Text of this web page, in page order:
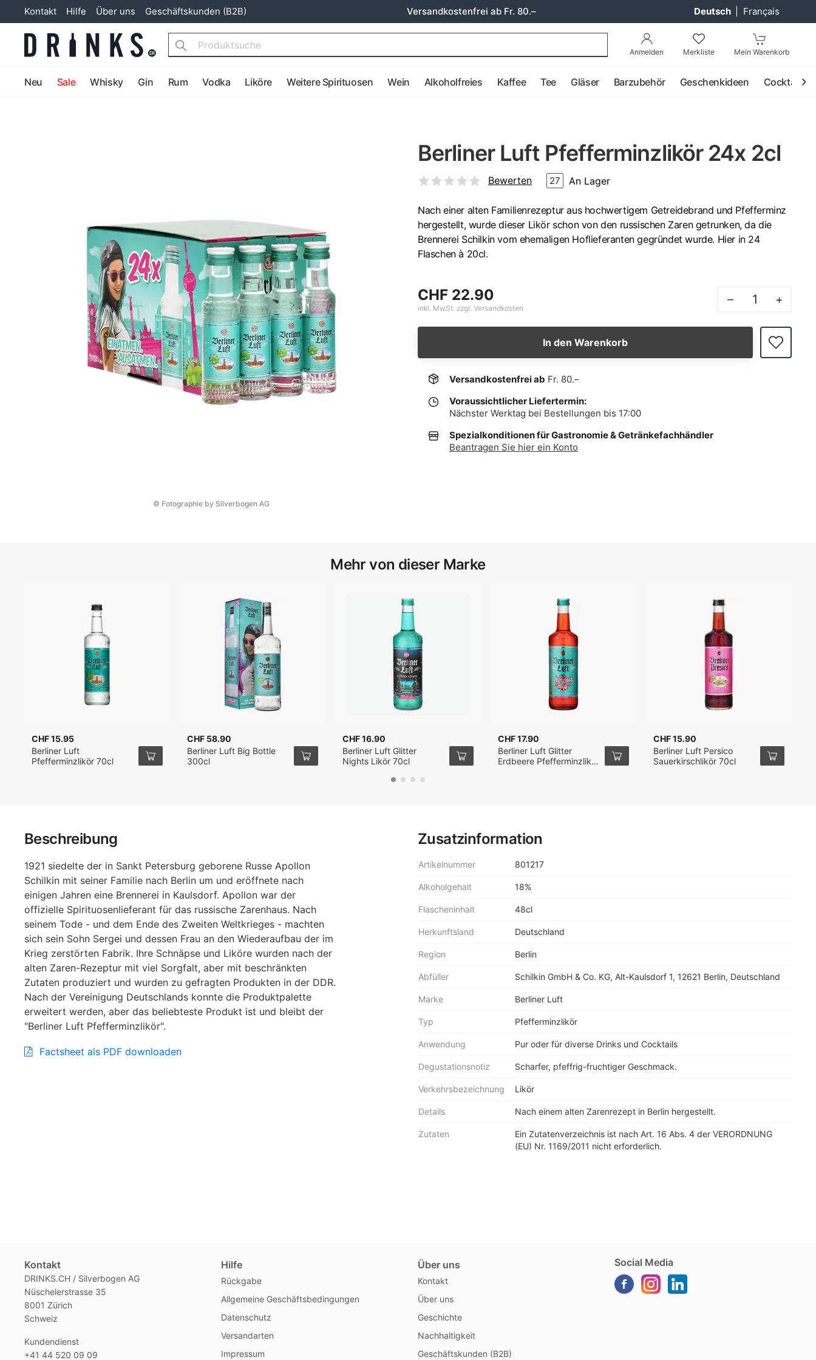
Kontakt Hilfe Über uns Geschäftskunden (B2B) Versandkostenfrei ab Fr. 80.– Deutsch Français
Anmelden Merkliste Mein Warenkorb
Search
Neu Sale Whisky Gin Rum Vodka Liköre Weitere Spirituosen Wein Alkoholfreies Kaffee Tee Gläser Barzubehör Geschenkideen Cocktail
© Fotographie by Silverbogen AG
Berliner Luft Pfefferminzlikör 24x 2cl
Bewerten 27 An Lager
Nach einer alten Familienrezeptur aus hochwertigem Getreidebrand und Pfefferminz
hergestellt, wurde dieser Likör schon von den russischen Zaren getrunken, da die
Brennerei Schilkin vom ehemaligen Hoflieferanten gegründet wurde. Hier in 24
Flaschen à 20cl.
CHF 22.90
inkl. MwSt. zzgl. Versandkosten
– +
In den Warenkorb
Versandkostenfrei ab Fr. 80.–
Voraussichtlicher Liefertermin:
Nächster Werktag bei Bestellungen bis 17:00
Spezialkonditionen für Gastronomie & Getränkefachhändler
Beantragen Sie hier ein Konto
Beschreibung
1921 siedelte der in Sankt Petersburg geborene Russe Apollon
Schilkin mit seiner Familie nach Berlin um und eröffnete nach
einigen Jahren eine Brennerei in Kaulsdorf. Apollon war der
offizielle Spirituosenlieferant für das russische Zarenhaus. Nach
seinem Tode - und dem Ende des Zweiten Weltkrieges - machten
sich sein Sohn Sergei und dessen Frau an den Wiederaufbau der im
Krieg zerstörten Fabrik. Ihre Schnäpse und Liköre wurden nach der
alten Zaren-Rezeptur mit viel Sorgfalt, aber mit beschränkten
Zutaten produziert und wurden zu gefragten Produkten in der DDR.
Nach der Vereinigung Deutschlands konnte die Produktpalette
erweitert werden, aber das beliebteste Produkt ist und bleibt der
"Berliner Luft Pfefferminzlikör".
Factsheet als PDF downloaden
Zusatzinformation
Artikelnummer 801217
Alkoholgehalt 18%
Flascheninhalt 48cl
Herkunftsland Deutschland
Region Berlin
Abfüller Schilkin GmbH & Co. KG, Alt-Kaulsdorf 1, 12621 Berlin, Deutschland
Marke Berliner Luft
Typ Pfefferminzlikör
Anwendung Pur oder für diverse Drinks und Cocktails
Degustationsnotiz Scharfer, pfeffrig-fruchtiger Geschmack.
Verkehrsbezeichnung Likör
Details Nach einem alten Zarenrezept in Berlin hergestellt.
Zutaten
Ein Zutatenverzeichnis ist nach Art. 16 Abs. 4 der VERORDNUNG
(EU) Nr. 1169/2011 nicht erforderlich.
Mehr von dieser Marke
CHF 15.95
Berliner Luft
Pfefferminzlikör 70cl
CHF 58.90
Berliner Luft Big Bottle
300cl
CHF 16.90
Berliner Luft Glitter
Nights Likör 70cl
CHF 17.90
Berliner Luft Glitter
Erdbeere Pfefferminzlikör
CHF 15.90
Berliner Luft Persico
Sauerkirschlikör 70cl
Kontakt
DRINKS.CH / Silverbogen AG
Nüschelerstrasse 35
8001 Zürich
Schweiz
Kundendienst
+41 44 520 09 09
Hilfe
Rückgabe
Allgemeine Geschäftsbedingungen
Datenschutz
Versandarten
Impressum
Über uns
Kontakt
Über uns
Geschichte
Nachhaltigkeit
Geschäftskunden (B2B)
Social Media